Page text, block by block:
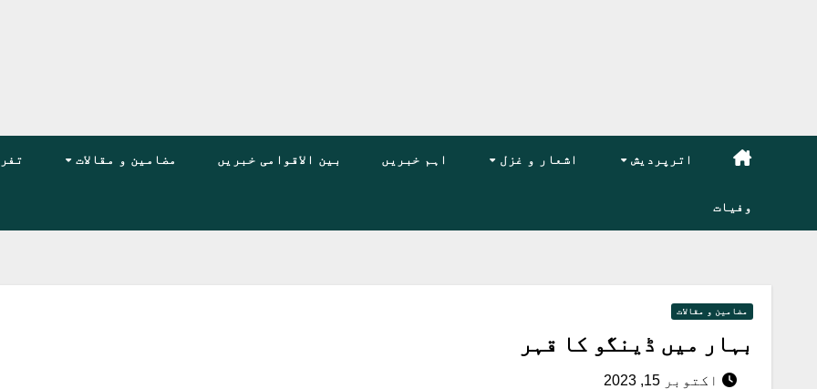
اترپردیش اشعار و غزل اہم خبریں بین الاقوامی خبریں مضامین و مقالات
وفیات
مضامین و مقالات
بہار میں ڈینگو کا قہر
اکتوبر 15, 2023